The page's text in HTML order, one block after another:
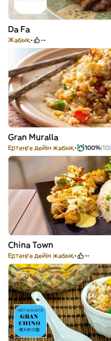
Da Fa
Жабық --
Gran Muralla
Ертеңге дейін жабық 100%(10)
China Town
Ертеңге дейін жабық --